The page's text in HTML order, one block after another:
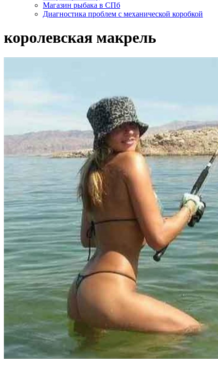
Магазин рыбака в СПб
Диагностика проблем с механической коробкой
королевская макрель